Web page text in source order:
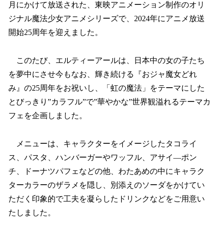
月にかけて放送された、東映アニメーション制作のオリ
ジナル魔法少女アニメシリーズで、2024年にアニメ放送
開始25周年を迎えました。
このたび、エルティーアールは、日本中の女の子たち
を夢中にさせ今もなお、輝き続ける『おジャ魔女どれ
み』の25周年をお祝いし、「虹の魔法」をテーマにした
とびっきり”カラフル”で”華やかな”世界観溢れるテーマカ
フェを企画しました。
メニューは、キャラクターをイメージしたタコライ
ス、パスタ、ハンバーガーやワッフル、アサイ―ポン
チ、ドーナツパフェなどの他、わたあめの中にキャラク
ターカラーのザラメを隠し、別添えのソーダをかけてい
ただく印象的で工夫を凝らしたドリンクなどをご用意い
たしました。